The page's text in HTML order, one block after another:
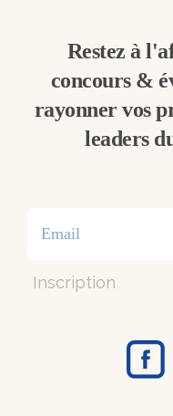
Restez à
concours &
rayonner vos
leaders
Inscription